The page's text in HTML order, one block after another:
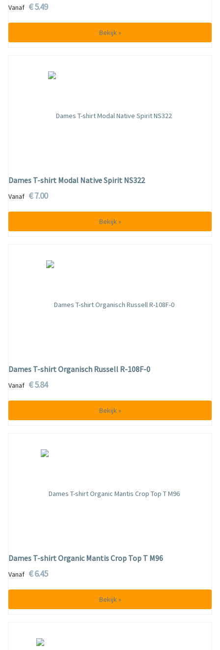
Vanaf € 5.49
Bekijk »
Dames T-shirt Modal Native Spirit NS322
Vanaf € 7.00
Bekijk »
Dames T-shirt Organisch Russell R-108F-0
Vanaf € 5.84
Bekijk »
Dames T-shirt Organic Mantis Crop Top T M96
Vanaf € 6.45
Bekijk »